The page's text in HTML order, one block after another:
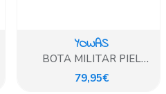
YOWAS
BOTA MILITAR PIEL
NEGRO
79,95€